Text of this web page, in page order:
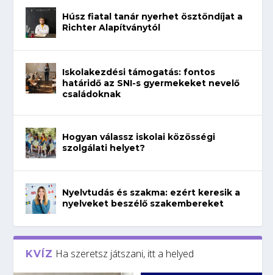
Húsz fiatal tanár nyerhet ösztöndíjat a
Richter Alapítványtól
Iskolakezdési támogatás: fontos
határidő az SNI-s gyermekeket nevelő
családoknak
Hogyan válassz iskolai közösségi
szolgálati helyet?
Nyelvtudás és szakma: ezért keresik a
nyelveket beszélő szakembereket
KVÍZ Ha szeretsz játszani, itt a helyed